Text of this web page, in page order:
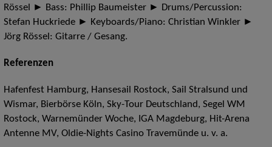
Rössel ► Bass: Phillip Baumeister ► Drums/Percussion:
Stefan Huckriede ► Keyboards/Piano: Christian Winkler ►
Jörg Rössel: Gitarre / Gesang.
Referenzen
Hafenfest Hamburg, Hansesail Rostock, Sail Stralsund und
Wismar, Bierbörse Köln, Sky-Tour Deutschland, Segel WM
Rostock, Warnemünder Woche, IGA Magdeburg, Hit-Arena
Antenne MV, Oldie-Nights Casino Travemünde u. v. a.